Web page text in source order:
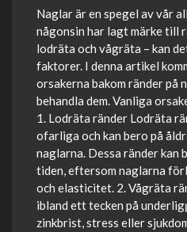
Naglar är en spegel av vår
någonsin har lagt märke till
lodräta och vågräta – kan
faktorer. I denna artikel
orsakerna bakom ränder på
behandla dem. Vanliga
1. Lodräta ränder Lodräta
ofarliga och kan bero på
naglarna. Dessa ränder kan
tiden, eftersom naglarna
och elasticitet. 2. Vågräta
ibland ett tecken på
zinkbrist, stress eller